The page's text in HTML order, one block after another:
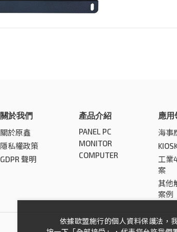
關於我們
關於原鑫
隱私權政策
GDPR 聲明
產品介紹
PANEL PC
MONITOR
COMPUTER
應用
海事
工業
案
其他
案例
依據歐盟施行的個人資料保護法，